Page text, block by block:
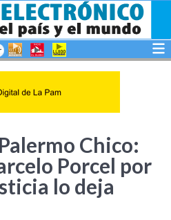
Chico:
Porcel por
lo deja